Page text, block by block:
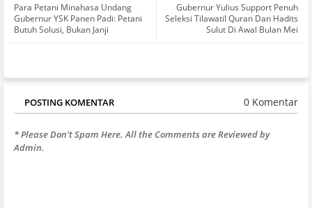
Gubernur Yulius Support Penuh
Seleksi Tilawatil Quran Dan Hadits
Sulut Di Awal Bulan Mei
Para Petani Minahasa Undang
Gubernur YSK Panen Padi: Petani
Butuh Solusi, Bukan Janji
POSTING KOMENTAR 0 Komentar
* Please Don't Spam Here. All the Comments are Reviewed by
Admin.